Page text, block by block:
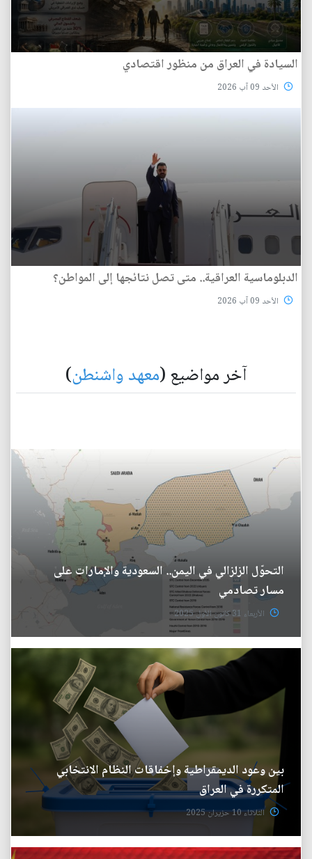
السيادة في العراق من منظور اقتصادي
الأحد 09 آب 2026
الدبلوماسية العراقية.. متى تصل نتائجها إلى المواطن؟
الأحد 09 آب 2026
آخر مواضيع (معهد واشنطن)
التحوّل الزلزالي في اليمن.. السعودية والإمارات على
مسار تصادمي
الأربعاء 31 كانون الأول 2025
بين وعود الديمقراطية وإخفاقات النظام الانتخابي
المتكررة في العراق
الثلاثاء 10 حزيران 2025